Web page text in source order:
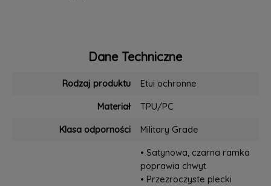
Dane Techniczne
Rodzaj produktu
Etui ochronne
Materiał
TPU/PC
Klasa odporności
Military Grade
• Satynowa, czarna ramka
poprawia chwyt
• Przezroczyste plecki